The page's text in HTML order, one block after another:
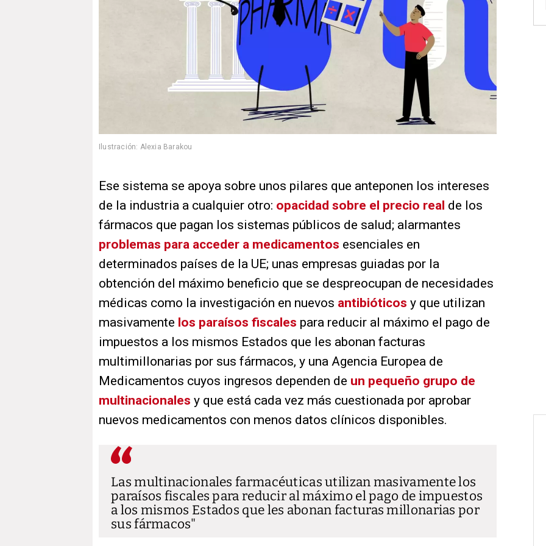
Ilustración: Alexia Barakou
Ese sistema se apoya sobre unos pilares que anteponen los intereses
de la industria a cualquier otro: opacidad sobre el precio real de los
fármacos que pagan los sistemas públicos de salud; alarmantes
problemas para acceder a medicamentos esenciales en
determinados países de la UE; unas empresas guiadas por la
obtención del máximo beneficio que se despreocupan de necesidades
médicas como la investigación en nuevos antibióticos y que utilizan
masivamente los paraísos fiscales para reducir al máximo el pago de
impuestos a los mismos Estados que les abonan facturas
multimillonarias por sus fármacos, y una Agencia Europea de
Medicamentos cuyos ingresos dependen de un pequeño grupo de
multinacionales y que está cada vez más cuestionada por aprobar
nuevos medicamentos con menos datos clínicos disponibles.
Las multinacionales farmacéuticas utilizan masivamente los
paraísos fiscales para reducir al máximo el pago de impuestos
a los mismos Estados que les abonan facturas millonarias por
sus fármacos